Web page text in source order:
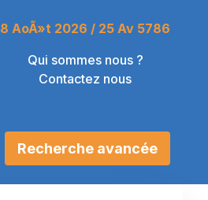
8 AoÃ»t 2026 / 25 Av 5786
Qui sommes nous ?
Contactez nous
Recherche avancée